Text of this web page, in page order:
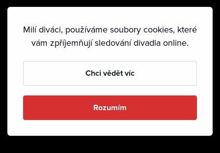
Milí diváci, používáme soubory cookies, které
vám zpříjemňují sledování divadla online.
Chci vědět víc
Rozumím